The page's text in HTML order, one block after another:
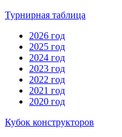
Турнирная таблица
2026 год
2025 год
2024 год
2023 год
2022 год
2021 год
2020 год
Кубок конструкторов